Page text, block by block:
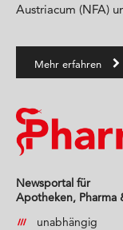
Austriacum (NFA)
Mehr erfahren
Newsportal für
Apotheken, Pharma
unabhängig